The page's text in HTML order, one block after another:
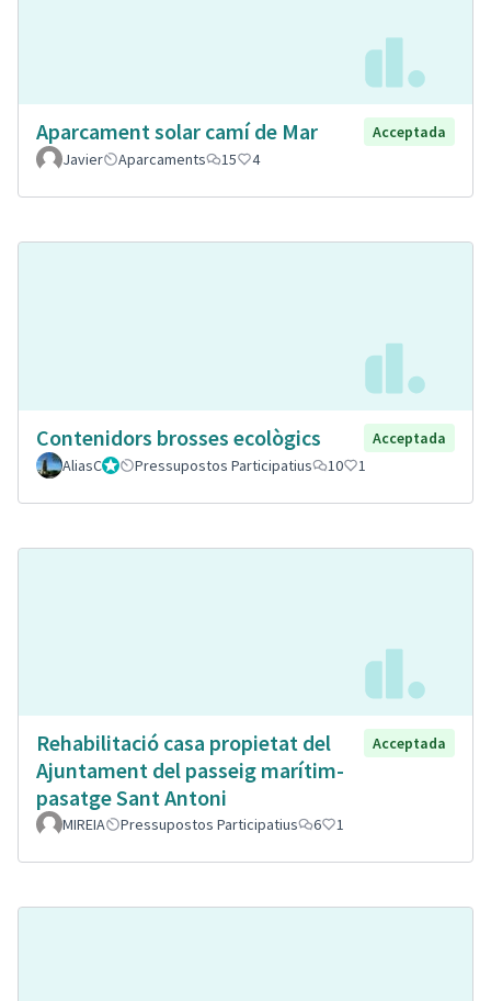
Aparcament solar camí de Mar
Acceptada
Javier
Aparcaments 15 4
Contenidors brosses ecològics
Acceptada
AliasCGestorPressupostos Participatius 10 1
Rehabilitació casa propietat del
Ajuntament del passeig marítim-
pasatge Sant Antoni
Acceptada
MIREIA Pressupostos Participatius 6 1